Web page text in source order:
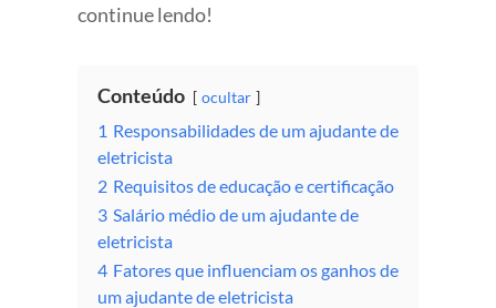
continue lendo!
Conteúdo ocultar
1 Responsabilidades de um ajudante de
eletricista
2 Requisitos de educação e certificação
3 Salário médio de um ajudante de
eletricista
4 Fatores que influenciam os ganhos de
um ajudante de eletricista